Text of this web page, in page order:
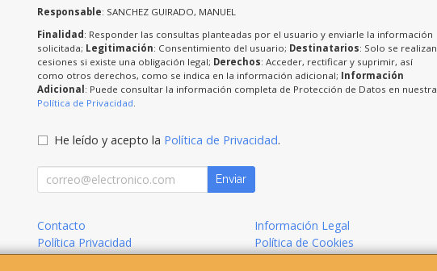
Responsable: SANCHEZ GUIRADO, MANUEL
Finalidad : Responder las consultas planteadas por el usuario y enviarle la información
solicitada; Legitimación: Consentimiento del usuario; Destinatarios: Solo se realizan
cesiones si existe una obligación legal; Derechos: Acceder, rectificar y suprimir, así
como otros derechos, como se indica en la información adicional; Información
Adicional : Puede consultar la información completa de Protección de Datos en nuestra
Política de Privacidad.
He leído y acepto la Política de Privacidad.
Enviar
Contacto
Información Legal
Política Privacidad
Política de Cookies
Condiciones de Compra
Formas de Pago